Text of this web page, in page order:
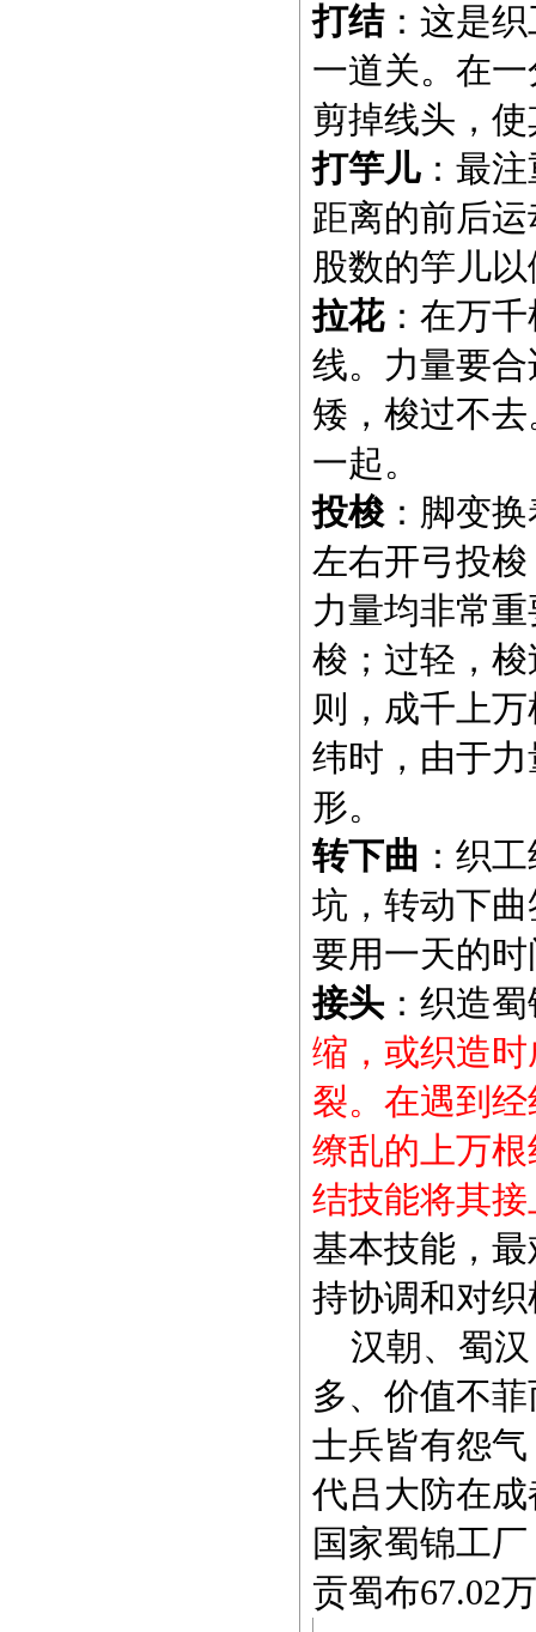
打结：这是
一道关。在
剪掉线头，
打竽儿：最
距离的前后
股数的竽儿
拉花：在万
线。力量要
矮，梭过不
一起。
投梭 ：脚变
左右开弓投
力量均非常
梭；过轻，
则，成千上
纬时，由于
形。
转下曲 ：织
坑，转动下
要用一天的
接头 ：织造
缩，或织造
裂。在遇到
缭乱的上万
结技能将其接
基本技能，
持协调和对
汉朝、蜀汉
多、价值不
士兵皆有怨
代吕大防在
国家蜀锦工
贡蜀布67.02